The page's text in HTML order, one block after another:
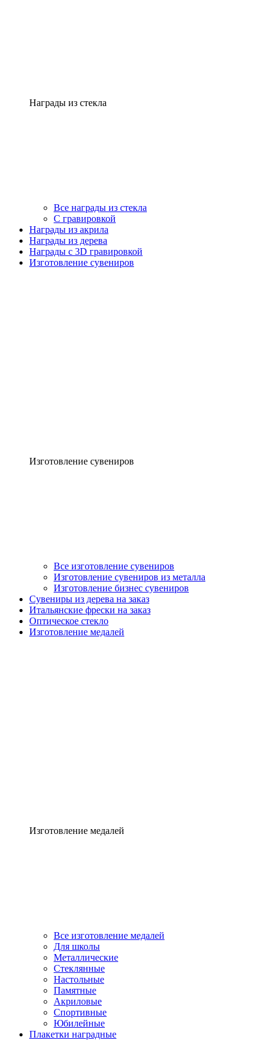
Награды из стекла
Все награды из стекла
С гравировкой
Награды из акрила
Награды из дерева
Награды с 3D гравировкой
Изготовление сувениров
Изготовление сувениров
Все изготовление сувениров
Изготовление сувениров из металла
Изготовление бизнес сувениров
Сувениры из дерева на заказ
Итальянские фрески на заказ
Оптическое стекло
Изготовление медалей
Изготовление медалей
Все изготовление медалей
Для школы
Металлические
Стеклянные
Настольные
Памятные
Акриловые
Спортивные
Юбилейные
Плакетки наградные